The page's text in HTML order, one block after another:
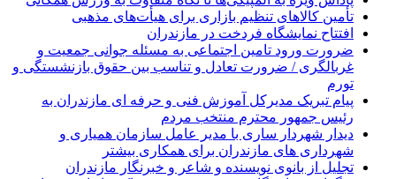
تأمین کالاهای تنظیم بازاری برای هیأت‌های مذهبی
افتتاح نمایشگاه فردخت در مازندران
ضرورت ورود تامین اجتماعی به مسئله جوانی جمعیت و
غربالگری / ضرورت تعادل و تناسب بین حقوق بازنشستگی و
تورم
پیام تبریک مدیرکل آموزش فنی و حرفه ای مازندران به
رئیس جمهور محترم منتخب مردم
دیدار شهردار ساری با مدیر عامل سازمان همیاری و
شهرداری های مازندران برای همکاری بیشتر
تجلیل از بانوی نویسنده و شاعر و خبرنگار مازندران